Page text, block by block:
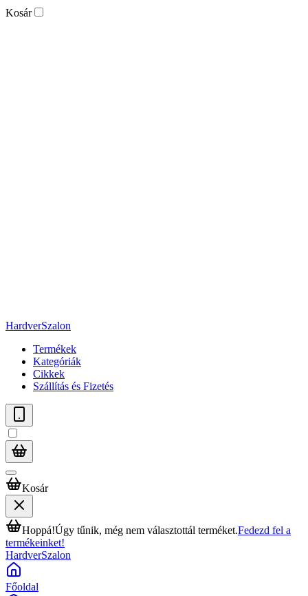
Kosár
HardverSzalon
Termékek
Kategóriák
Cikkek
Szállítás és Fizetés
Kosár
Hoppá!Úgy tűnik, még nem választottál terméket.Fedezd fel a
termékeinket!
HardverSzalon
Főoldal